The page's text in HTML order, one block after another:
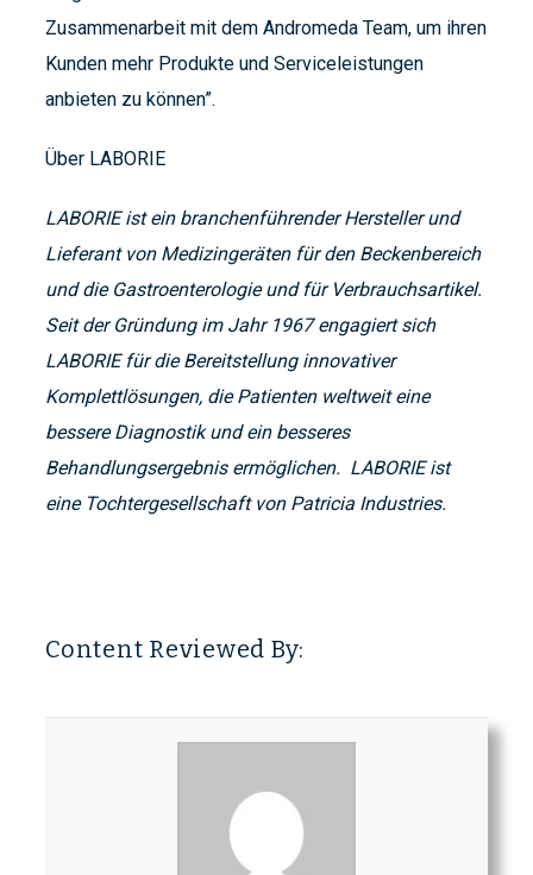
Zusammenarbeit mit dem Andromeda Team, um ihren
Kunden mehr Produkte und Serviceleistungen
anbieten zu können”.
Über LABORIE
LABORIE ist ein branchenführender Hersteller und
Lieferant von Medizingeräten für den Beckenbereich
und die Gastroenterologie und für Verbrauchsartikel.
Seit der Gründung im Jahr 1967 engagiert sich
LABORIE für die Bereitstellung innovativer
Komplettlösungen, die Patienten weltweit eine
bessere Diagnostik und ein besseres
Behandlungsergebnis ermöglichen. LABORIE ist
eine Tochtergesellschaft von Patricia Industries.
Content Reviewed By: